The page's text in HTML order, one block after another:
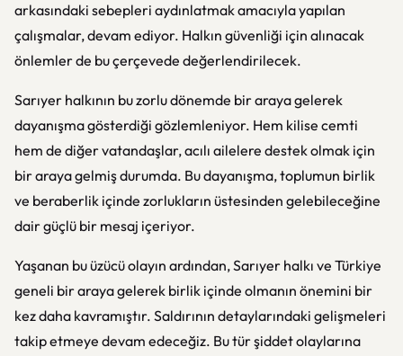
arkasındaki sebepleri aydınlatmak amacıyla yapılan
çalışmalar, devam ediyor. Halkın güvenliği için alınacak
önlemler de bu çerçevede değerlendirilecek.
Sarıyer halkının bu zorlu dönemde bir araya gelerek
dayanışma gösterdiği gözlemleniyor. Hem kilise cemti
hem de diğer vatandaşlar, acılı ailelere destek olmak için
bir araya gelmiş durumda. Bu dayanışma, toplumun birlik
ve beraberlik içinde zorlukların üstesinden gelebileceğine
dair güçlü bir mesaj içeriyor.
Yaşanan bu üzücü olayın ardından, Sarıyer halkı ve Türkiye
geneli bir araya gelerek birlik içinde olmanın önemini bir
kez daha kavramıştır. Saldırının detaylarındaki gelişmeleri
takip etmeye devam edeceğiz. Bu tür şiddet olaylarına